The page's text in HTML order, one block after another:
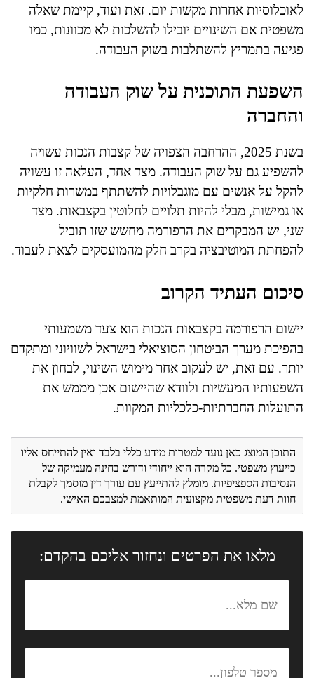
לאוכלוסיות אחרות מקשות יום. זאת ועוד, קיימת שאלה
משפטית אם השינויים יובילו להשלכות לא מכוונות, כמו
פגיעה בתמריץ להשתלבות בשוק העבודה.
השפעת התוכנית על שוק העבודה
והחברה
בשנת 2025, ההרחבה הצפויה של קצבות הנכות עשויה
להשפיע גם על שוק העבודה. מצד אחד, העלאה זו עשויה
להקל על אנשים עם מוגבלויות להשתתף במשרות חלקיות
או גמישות, מבלי להיות תלויים לחלוטין בקצבאות. מצד
שני, יש המבקרים את הרפורמה מחשש שזו תוביל
להפחתת המוטיבציה בקרב חלק מהמועסקים לצאת לעבוד.
סיכום העתיד הקרוב
יישום הרפורמה בקצבאות הנכות הוא צעד משמעותי
בהפיכת מערך הביטחון הסוציאלי בישראל לשוויוני ומתקדם
יותר. עם זאת, יש לעקוב אחר מימוש השינוי, לבחון את
השפעותיו המעשיות ולוודא שהיישום אכן מממש את
התועלות החברתיות-כלכליות המקוות.
התוכן המוצג כאן נועד למטרות מידע כללי בלבד ואין להתייחס אליו
כייעוץ משפטי. כל מקרה הוא ייחודי ודורש בחינה מעמיקה של
הנסיבות הספציפיות. מומלץ להתייעץ עם עורך דין מוסמך לקבלת
חוות דעת משפטית מקצועית המותאמת למצבכם האישי.
מלאו את הפרטים ונחזור אליכם בהקדם: